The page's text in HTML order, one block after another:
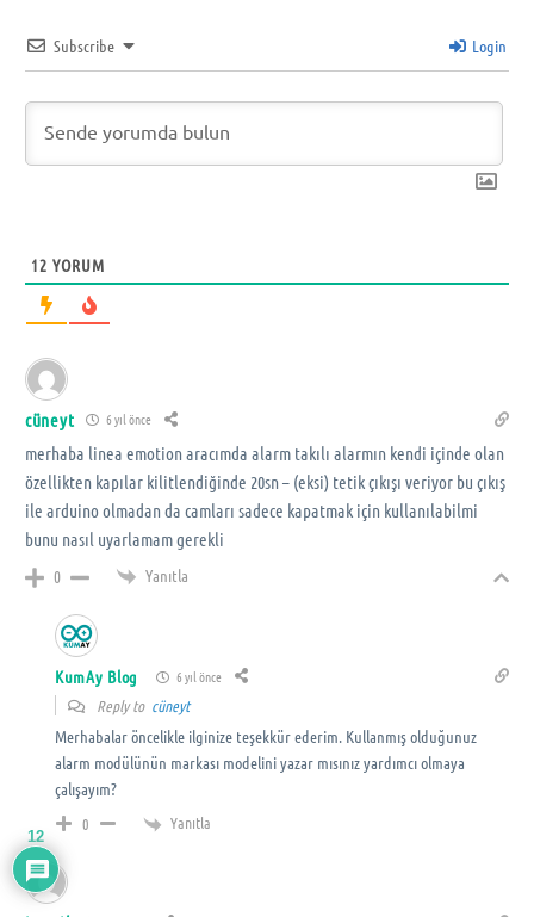
Subscribe Login
12 YORUM
cüneyt 6 yıl önce
merhaba linea emotion aracımda alarm takılı alarmın kendi içinde olan
özellikten kapılar kilitlendiğinde 20sn – (eksi) tetik çıkışı veriyor bu çıkış
ile arduino olmadan da camları sadece kapatmak için kullanılabilmi
bunu nasıl uyarlamam gerekli
0
Yanıtla
KumAy Blog 6 yıl önce
Reply to cüneyt
Merhabalar öncelikle ilginize teşekkür ederim. Kullanmış olduğunuz
alarm modülünün markası modelini yazar mısınız yardımcı olmaya
çalışayım?
0 Yanıtla
12